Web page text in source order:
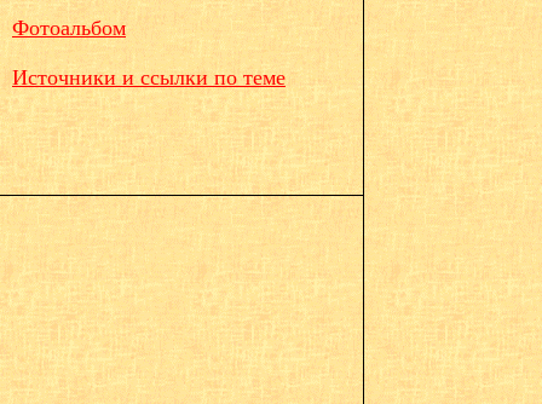
Фотоальбом
Источники и ссылки по теме